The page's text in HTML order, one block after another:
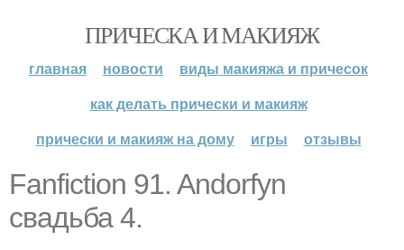
ПРИЧЕСКА И МАКИЯЖ
главная новости
виды макияжа и причесок
как делать прически и макияж
прически и макияж на дому
игры отзывы
Fanfiction 91. Andorfyn
свадьба 4.